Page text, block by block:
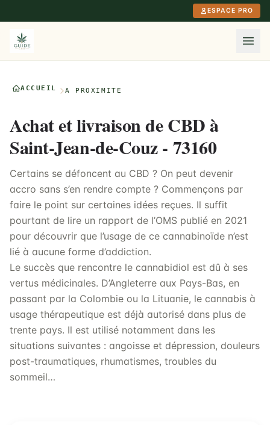
ESPACE PRO
ACCUEIL À PROXIMITÉ
Achat et livraison de CBD à
Saint-Jean-de-Couz - 73160
Certains se défoncent au CBD ? On peut devenir
accro sans s’en rendre compte ? Commençons par
faire le point sur certaines idées reçues. Il suffit
pourtant de lire un rapport de l’OMS publié en 2021
pour découvrir que l’usage de ce cannabinoïde n’est
lié à aucune forme d’addiction.
Le succès que rencontre le cannabidiol est dû à ses
vertus médicinales. D’Angleterre aux Pays-Bas, en
passant par la Colombie ou la Lituanie, le cannabis à
usage thérapeutique est déjà autorisé dans plus de
trente pays. Il est utilisé notamment dans les
situations suivantes : angoisse et dépression, douleurs
post-traumatiques, rhumatismes, troubles du
sommeil…